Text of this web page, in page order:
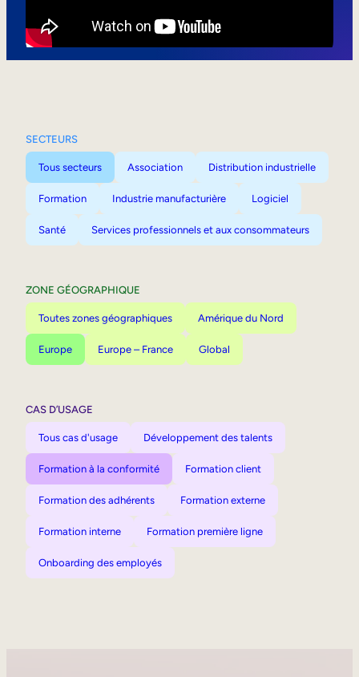
SECTEURS
Tous secteurs Association Distribution industrielle
Formation Industrie manufacturière Logiciel
Santé Services professionnels et aux consommateurs
ZONE GÉOGRAPHIQUE
Toutes zones géographiques Amérique du Nord
Europe Europe – France Global
CAS D’USAGE
Tous cas d'usage Développement des talents
Formation à la conformité Formation client
Formation des adhérents Formation externe
Formation interne Formation première ligne
Onboarding des employés